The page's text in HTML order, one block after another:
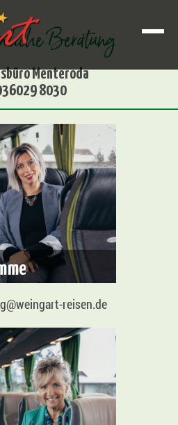
Beratung
Menteroda
8030
reisen.de